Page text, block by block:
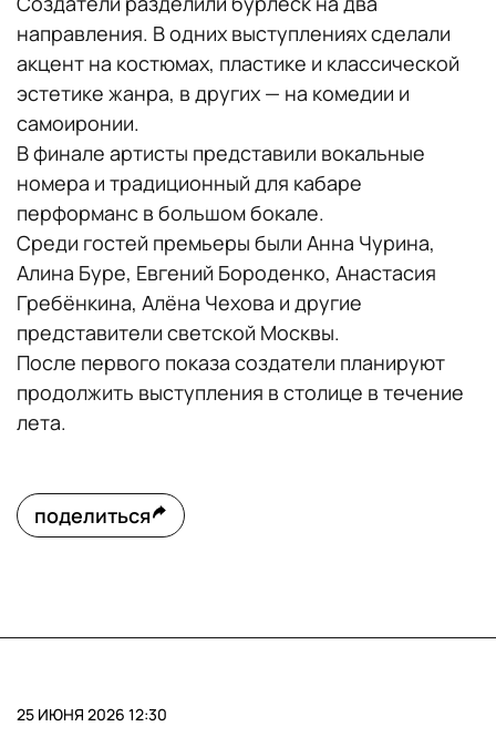
направления. В одних выступлениях сделали
акцент на костюмах, пластике и классической
эстетике жанра, в других — на комедии и
самоиронии.
В финале артисты представили вокальные
номера и традиционный для кабаре
перформанс в большом бокале.
Среди гостей премьеры были Анна Чурина,
Алина Буре, Евгений Бороденко, Анастасия
Гребёнкина, Алёна Чехова и другие
представители светской Москвы.
После первого показа создатели планируют
продолжить выступления в столице в течение
лета.
поделиться
25 ИЮНЯ 2026 12:30